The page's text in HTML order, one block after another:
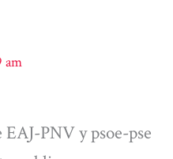
am
PNV y psoe-pse